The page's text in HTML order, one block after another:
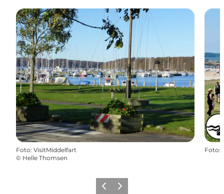
Foto: VisitMiddelfart
© Helle Thomsen
Foto:
ZurückWeiter